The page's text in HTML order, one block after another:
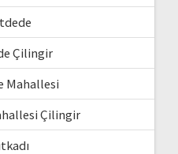
Çilingir
Mahallesi
Çilingir